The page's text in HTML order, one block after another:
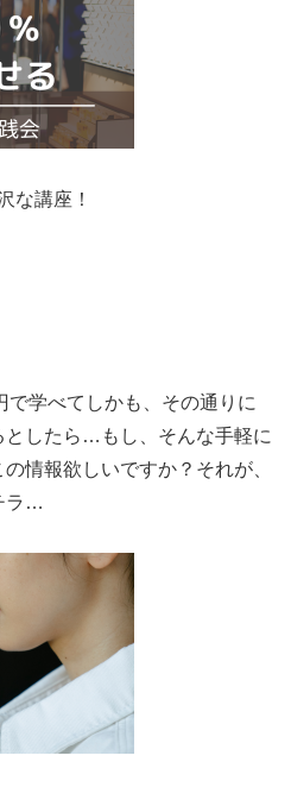
な講座！
で学べてしかも、その通りに
としたら…もし、そんな手軽に
情報欲しいですか？それが、
ラ…